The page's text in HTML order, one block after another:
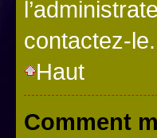
contactez-le.
Haut
Comment